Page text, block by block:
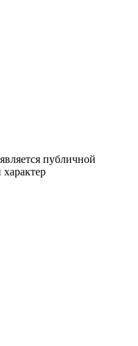
публичной